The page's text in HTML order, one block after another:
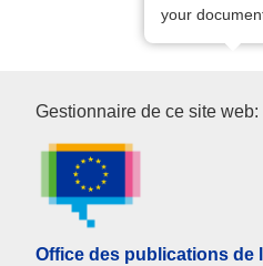
your
Office des
Gestionnaire de ce site web:
Office des publications de